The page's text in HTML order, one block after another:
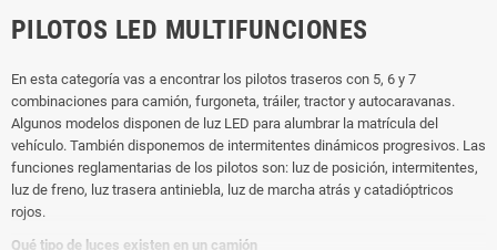
PILOTOS LED MULTIFUNCIONES
En esta categoría vas a encontrar los pilotos traseros con 5, 6 y 7
combinaciones para camión, furgoneta, tráiler, tractor y autocaravanas.
Algunos modelos disponen de luz LED para alumbrar la matrícula del
vehículo. También disponemos de intermitentes dinámicos progresivos. Las
funciones reglamentarias de los pilotos son: luz de posición, intermitentes,
luz de freno, luz trasera antiniebla, luz de marcha atrás y catadióptricos
rojos.
Qué tipo de luces existen en un camión